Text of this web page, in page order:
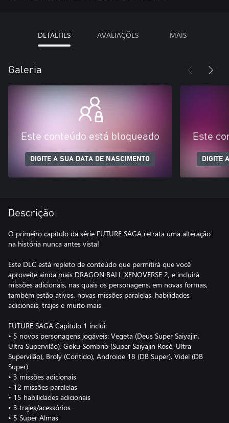
DETALHES AVALIAÇÕES MAIS
Galeria
Este conteúdo está bloqueado
DIGITE A SUA DATA DE NASCIMENTO
Este
DIGITE
Descrição
O primeiro capítulo da série FUTURE SAGA retrata uma alteração
na história nunca antes vista!
Este DLC está repleto de conteúdo que permitirá que você
aproveite ainda mais DRAGON BALL XENOVERSE 2, e incluirá
missões adicionais, nas quais os personagens, em novas formas,
também estão ativos, novas missões paralelas, habilidades
adicionais, trajes e muito mais.
FUTURE SAGA Capítulo 1 inclui:
• 5 novos personagens jogáveis: Vegeta (Deus Super Saiyajin,
Ultra Supervilão), Goku Sombrio (Super Saiyajin Rosé, Ultra
Supervilão), Broly (Contido), Androide 18 (DB Super), Videl (DB
Super)
• 3 missões adicionais
• 12 missões paralelas
• 15 habilidades adicionais
• 3 trajes/acessórios
• 5 Super Almas